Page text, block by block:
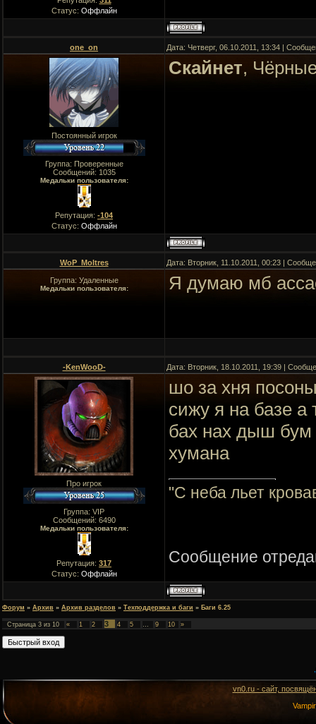
Статус: Оффлайн
one_on Дата: Четверг, 06.10.2011, 13:34 |
Постоянный игрок
Группа: Проверенные
Сообщений: 1035
Медальки пользователя:
Репутация: -104
Статус: Оффлайн
Скайнет,
WoP_Moltres Дата: Вторник, 11.10.2011, 00:23 |
Группа: Удаленные
Медальки пользователя: Я думаю мб
-KenWooD- Дата: Вторник, 18.10.2011, 19:39 |
Про игрок
Группа: VIP
Сообщений: 6490
Медальки пользователя:
Репутация: 317
Статус: Оффлайн
шо за хня
сижу я на базе а
бах нах дыш бум
хумана
"C неба льет
Сообщение
Форум » Архив » Архив разделов » Техподдержка и баги » Баги 6.25
Страница 3 из 10 « 1 2 3 4 5 … 9 10 »
vn0.ru - сайт,